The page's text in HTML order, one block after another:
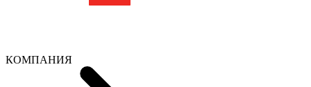
КОМПАНИЯ